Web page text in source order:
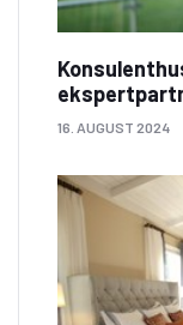
16. AUGUST 2024